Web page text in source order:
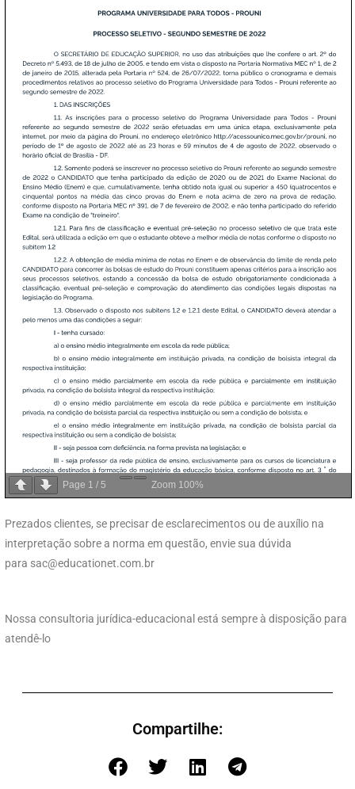
Page 1 / 5 Zoom 100%
Prezados clientes, se precisar de esclarecimentos ou de auxílio na
interpretação sobre a norma em questão, envie sua dúvida
para sac@educationet.com.br
Nossa consultoria jurídica-educacional está sempre à disposição para
atendê-lo
Compartilhe: